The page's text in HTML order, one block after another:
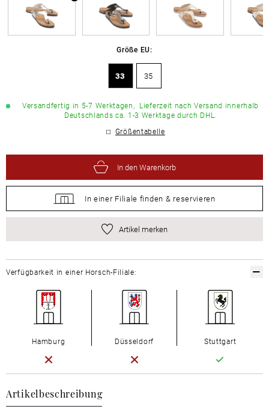
Größe EU:
33 35
Versandfertig in 5-7 Werktagen, Lieferzeit nach Versand innerhalb
Deutschlands ca. 1-3 Werktage durch DHL.
Größentabelle
In den Warenkorb
In einer Filiale finden & reservieren
Artikel merken
Artikelbeschreibung
Verfügbarkeit in einer Horsch-Filiale:
Hamburg Düsseldorf Stuttgart